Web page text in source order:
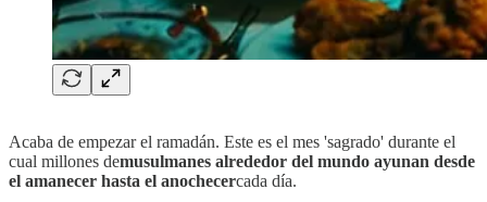
Acaba de empezar el ramadán. Este es el mes 'sagrado' durante el
cual millones demusulmanes alrededor del mundo ayunan desde
el amanecer hasta el anochecercada día.